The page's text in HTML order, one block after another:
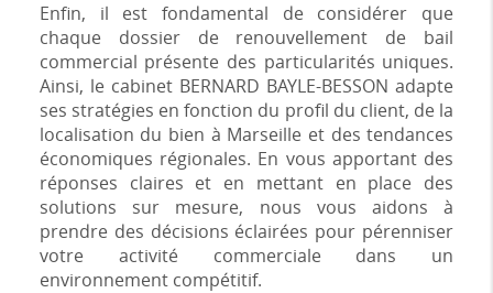
Enfin, il est fondamental de considérer que
chaque dossier de renouvellement de bail
commercial présente des particularités uniques.
Ainsi, le cabinet BERNARD BAYLE-BESSON adapte
ses stratégies en fonction du profil du client, de la
localisation du bien à Marseille et des tendances
économiques régionales. En vous apportant des
réponses claires et en mettant en place des
solutions sur mesure, nous vous aidons à
prendre des décisions éclairées pour pérenniser
votre activité commerciale dans un
environnement compétitif.